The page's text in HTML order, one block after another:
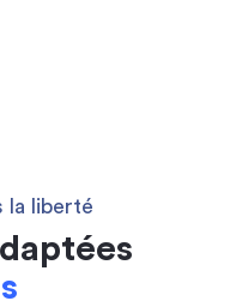
la liberté